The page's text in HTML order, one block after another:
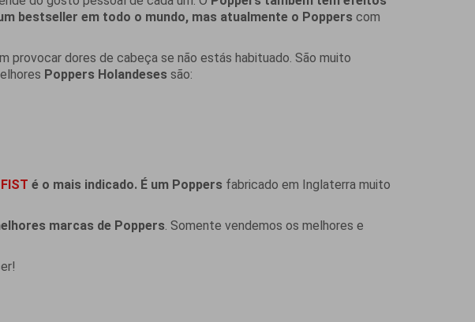
bestseller em todo o mundo, mas atualmente o Poppers com
provocar dores de cabeça se não estás habituado. São muito
Poppers Holandeses são:
é o mais indicado. É um Poppers fabricado em Inglaterra muito
marcas de Poppers. Somente vendemos os melhores e